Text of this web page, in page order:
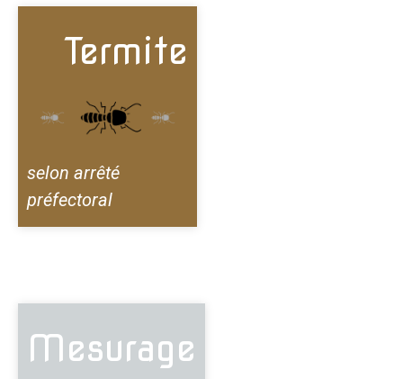
Termite
selon arrêté
préfectoral
Mesurage